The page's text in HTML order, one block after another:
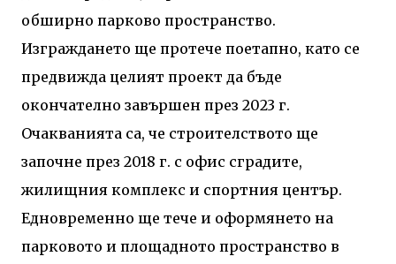
обширно парково пространство.
Изграждането ще протече поетапно, като се
предвижда целият проект да бъде
окончателно завършен през 2023 г.
Очакванията са, че строителството ще
започне през 2018 г. с офис сградите,
жилищния комплекс и спортния център.
Едновременно ще тече и оформянето на
парковото и площадното пространство в